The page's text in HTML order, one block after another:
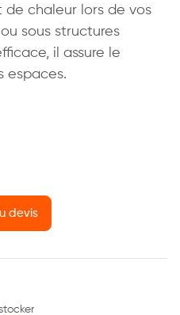
chaleur lors de vos
sous structures
il assure le
espaces.
3kva
devis